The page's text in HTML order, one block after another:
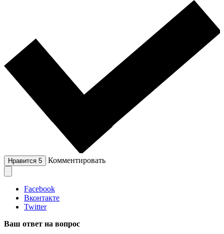
Нравится 5 Комментировать
Facebook
Вконтакте
Twitter
Ваш ответ на вопрос